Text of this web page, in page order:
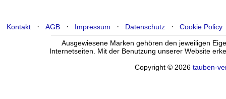
Kontakt· AGB· Impressum · Datenschutz· Cookie Policy
Ausgewiesene Marken gehören den jeweiligen
Internetseiten. Mit der Benutzung unserer Website
Copyright © 2026 tauben-